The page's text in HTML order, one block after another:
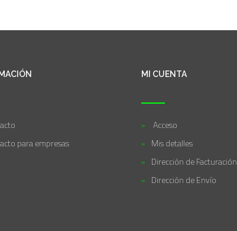
para empresas
MI CUENTA
Acceso
Mis detalles
Dirección de Facturación
Dirección de Envío